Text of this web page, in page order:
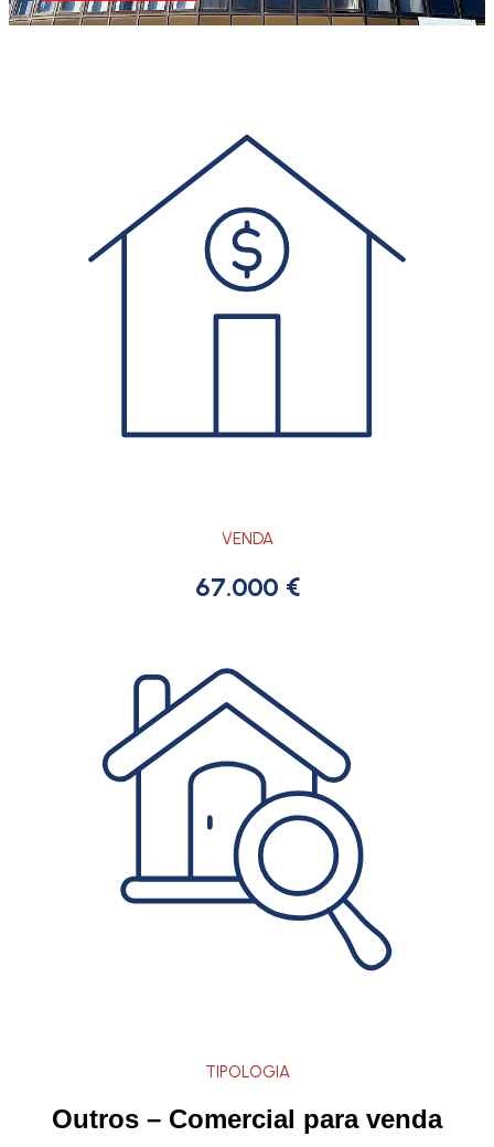
VENDA
67.000 €
TIPOLOGIA
Outros – Comercial para venda